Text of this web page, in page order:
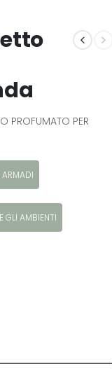
PROFUMATO PER
ARMADI
GLI AMBIENTI